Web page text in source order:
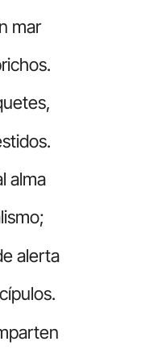
mar
alma
alerta